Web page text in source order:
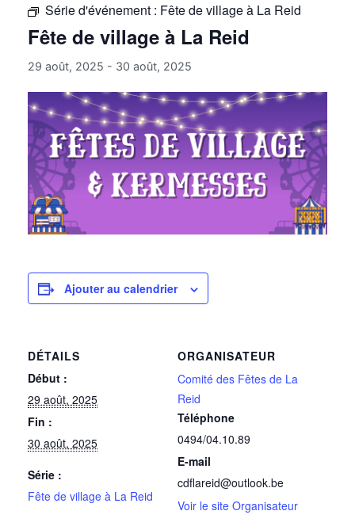
Série d'événement : Fête de village à La Reid
Fête de village à La Reid
29 août, 2025 - 30 août, 2025
Ajouter au calendrier
DÉTAILS
Début :
29 août, 2025
Fin :
30 août, 2025
Série :
Fête de village à La Reid
ORGANISATEUR
Comité des Fêtes de La
Reid
Téléphone
0494/04.10.89
E-mail
cdflareid@outlook.be
Voir le site Organisateur